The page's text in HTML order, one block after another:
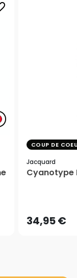
COUP DE
Jacquard
Cyanotype
34,95 €